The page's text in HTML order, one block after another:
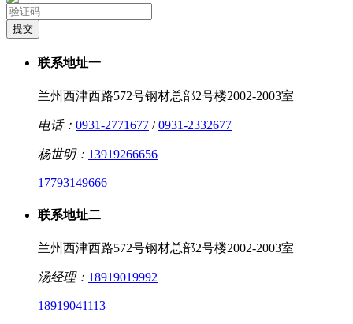
联系地址一
兰州西津西路572号钢材总部2号楼2002-2003室
电话： 0931-2771677 /0931-2332677
杨世明： 13919266656
17793149666
联系地址二
兰州西津西路572号钢材总部2号楼2002-2003室
汤经理： 18919019992
18919041113